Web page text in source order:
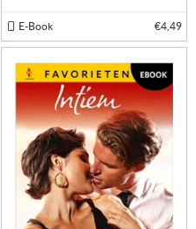
E-Book €4,49